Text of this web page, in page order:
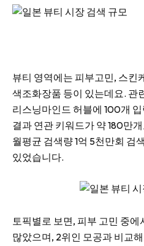
뷰티 영역에는 피부고민, 스킨
색조화장품 등이 있는데요. 관
리스닝마인드 허블에 100개
결과 연관 키워드가 약 180만
월평균 검색량 1억 5천만회 검
있었습니다.
토픽별로 보면, 피부 고민 중
많았으며, 2위인 모공과 비교